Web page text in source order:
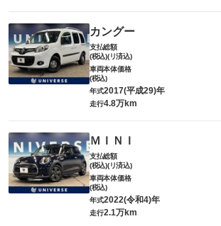
カングー
支払総額
(税込)(リ済込)
車両本体価格
(税込)
年式2017(平成29)年
走行4.8万km
ＭＩＮＩ
支払総額
(税込)(リ済込)
車両本体価格
(税込)
年式2022(令和4)年
走行2.1万km